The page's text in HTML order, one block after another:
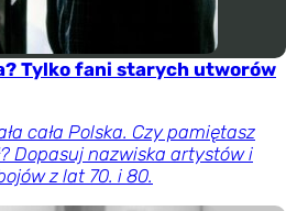
Tylko fani starych utworów
cała Polska. Czy pamiętasz
Dopasuj nazwiska artystów i
z lat 70. i 80.